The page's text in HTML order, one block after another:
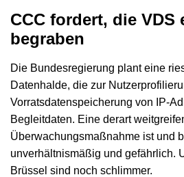
CCC fordert, die VDS
begraben
Die Bundesregierung plant eine
Datenhalde, die zur
Vorratsdatenspeicherung von IP-
Begleitdaten. Eine derart
Überwachungsmaßnahme ist und
unverhältnismäßig und gefährlich.
Brüssel sind noch schlimmer.